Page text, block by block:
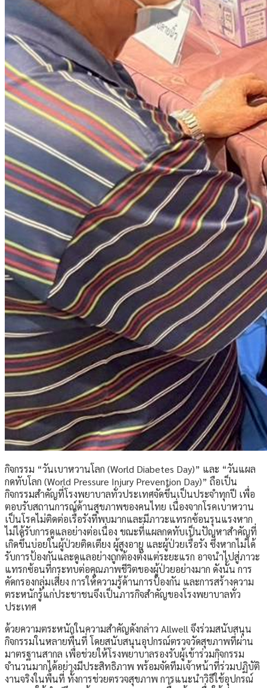
กิจกรรม “วันเบาหวานโลก (World Diabetes Day)” และ “วันแผล
กดทับโลก (World Pressure Injury Prevention Day)” ถือเป็น
กิจกรรมสำคัญที่โรงพยาบาลทั่วประเทศจัดขึ้นเป็นประจำทุกปี เพื่อ
ตอบรับสถานการณ์ด้านสุขภาพของคนไทย เนื่องจากโรคเบาหวาน
เป็นโรคไม่ติดต่อเรื้อรังที่พบมากและมีภาวะแทรกซ้อนรุนแรงหาก
ไม่ได้รับการดูแลอย่างต่อเนื่อง ขณะที่แผลกดทับเป็นปัญหาสำคัญที่
เกิดขึ้นบ่อยในผู้ป่วยติดเตียง ผู้สูงอายุ และผู้ป่วยเรื้อรัง ซึ่งหากไม่ได้
รับการป้องกันและดูแลอย่างถูกต้องตั้งแต่ระยะแรก อาจนำไปสู่ภาวะ
แทรกซ้อนที่กระทบต่อคุณภาพชีวิตของผู้ป่วยอย่างมาก ดังนั้น การ
คัดกรองกลุ่มเสี่ยง การให้ความรู้ด้านการป้องกัน และการสร้างความ
ตระหนักรู้แก่ประชาชนจึงเป็นภารกิจสำคัญของโรงพยาบาลทั่ว
ประเทศ
ด้วยความตระหนักในความสำคัญดังกล่าว Allwell จึงร่วมสนับสนุน
กิจกรรมในหลายพื้นที่ โดยสนับสนุนอุปกรณ์ตรวจวัดสุขภาพที่ผ่าน
มาตรฐานสากล เพื่อช่วยให้โรงพยาบาลรองรับผู้เข้าร่วมกิจกรรม
จำนวนมากได้อย่างมีประสิทธิภาพ พร้อมจัดทีมเจ้าหน้าที่ร่วมปฏิบัติ
งานจริงในพื้นที่ ทั้งการช่วยตรวจสุขภาพ การแนะนำวิธีใช้อุปกรณ์